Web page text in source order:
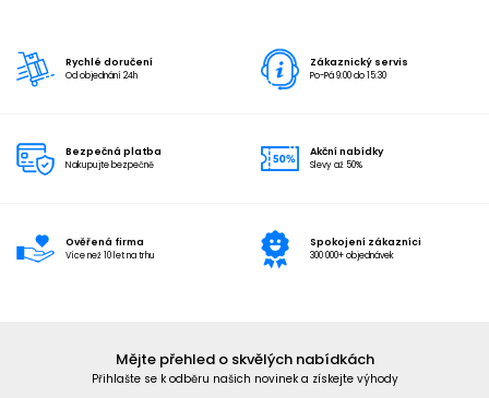
Rychlé doručení
Od objednání 24h
Zákaznický servis
Po-Pá 9:00 do 15:30
Bezpečná platba
Nakupujte bezpečně
Akční nabídky
Slevy až 50%
Ověřená firma
Více než 10 let na trhu
Spokojení zákazníci
300 000+ objednávek
Mějte přehled o skvělých nabídkách
Přihlašte se k odběru našich novinek a získejte výhody